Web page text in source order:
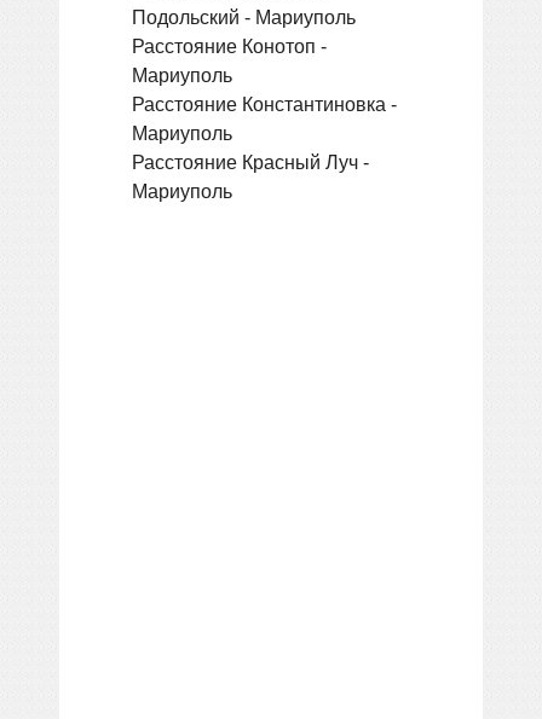
Подольский - Мариуполь
Расстояние Конотоп -
Мариуполь
Расстояние Константиновка -
Мариуполь
Расстояние Красный Луч -
Мариуполь